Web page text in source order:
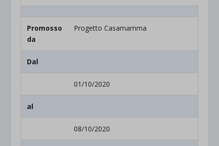
Promosso
da
Progetto Casamamma
Dal
01/10/2020
al
08/10/2020